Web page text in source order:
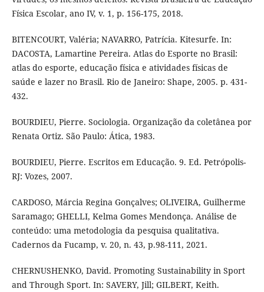
Física Escolar, ano IV, v. 1, p. 156-175, 2018.
BITENCOURT, Valéria; NAVARRO, Patrícia. Kitesurfe. In:
DACOSTA, Lamartine Pereira. Atlas do Esporte no Brasil:
atlas do esporte, educação física e atividades físicas de
saúde e lazer no Brasil. Rio de Janeiro: Shape, 2005. p. 431-
432.
BOURDIEU, Pierre. Sociologia. Organização da coletânea por
Renata Ortiz. São Paulo: Ática, 1983.
BOURDIEU, Pierre. Escritos em Educação. 9. Ed. Petrópolis-
RJ: Vozes, 2007.
CARDOSO, Márcia Regina Gonçalves; OLIVEIRA, Guilherme
Saramago; GHELLI, Kelma Gomes Mendonça. Análise de
conteúdo: uma metodologia da pesquisa qualitativa.
Cadernos da Fucamp, v. 20, n. 43, p.98-111, 2021.
CHERNUSHENKO, David. Promoting Sustainability in Sport
and Through Sport. In: SAVERY, Jill; GILBERT, Keith.